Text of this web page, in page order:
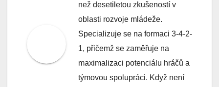
než desetiletou zkušeností v
oblasti rozvoje mládeže.
Specializuje se na formaci 3-4-2-
1, přičemž se zaměřuje na
maximalizaci potenciálu hráčů a
týmovou spolupráci. Když není